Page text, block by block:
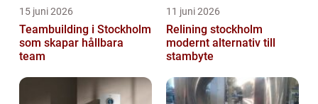
15 juni 2026
Teambuilding i Stockholm
som skapar hållbara
team
11 juni 2026
Relining stockholm
modernt alternativ till
stambyte